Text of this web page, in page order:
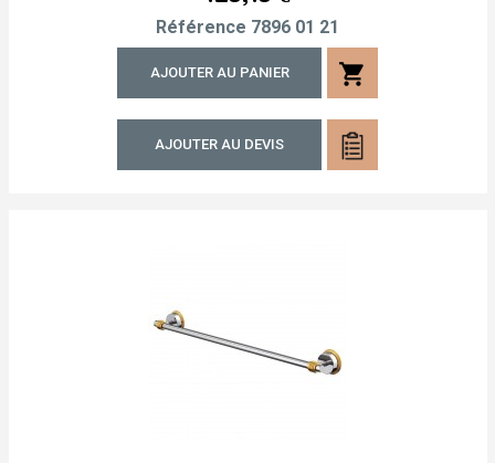
Référence 7896 01 21
AJOUTER AU PANIER shopping_cart
AJOUTER AU DEVIS